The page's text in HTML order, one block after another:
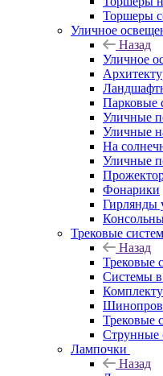
Торшеры
Уличное
Назад
Уличное
Парковые
Уличные
Уличные
На
Уличные
Фонарики
Гирлянды
Трековые
Назад
Трековые
Системы в
Трековые
Струнные
Лампочки
Назад